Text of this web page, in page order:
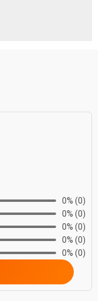
0% (0)
0% (0)
0% (0)
0% (0)
0% (0)